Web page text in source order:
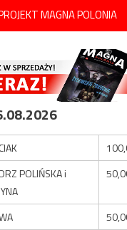
MAGNA POLONIA
POLIŃSKA i